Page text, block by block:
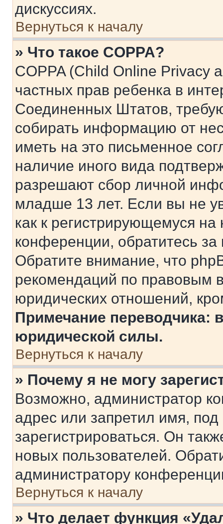
дискуссиях.
Вернуться к началу
» Что такое COPPA?
COPPA (Child Online Privacy
частных прав ребенка в
Соединенных Штатов,
собирать информацию от
иметь на это письменное
наличие иного вида
разрешают сбор личной
младше 13 лет. Если вы не
как к регистрирующемуся
конференции, обратитесь
Обратите внимание, что
рекомендаций по правовым
юридических отношений,
Примечание переводчика:
юридической силы.
Вернуться к началу
» Почему я не могу
Возможно, администратор
адрес или запретил имя,
зарегистрироваться. Он
новых пользователей.
администратору
Вернуться к началу
» Что делает функция